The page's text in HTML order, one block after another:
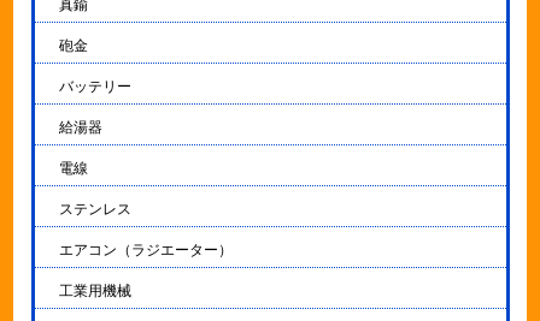
真鍮
砲金
バッテリー
給湯器
電線
ステンレス
エアコン（ラジエーター）
工業用機械